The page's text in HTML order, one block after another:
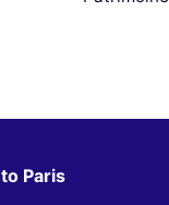
Paris